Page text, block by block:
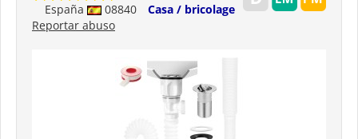
España 08840
Casa / bricolage
Reportar abuso